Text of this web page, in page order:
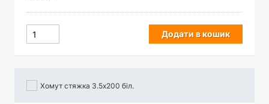
Додати в кошик
Хомут стяжка 3.5х200 біл.